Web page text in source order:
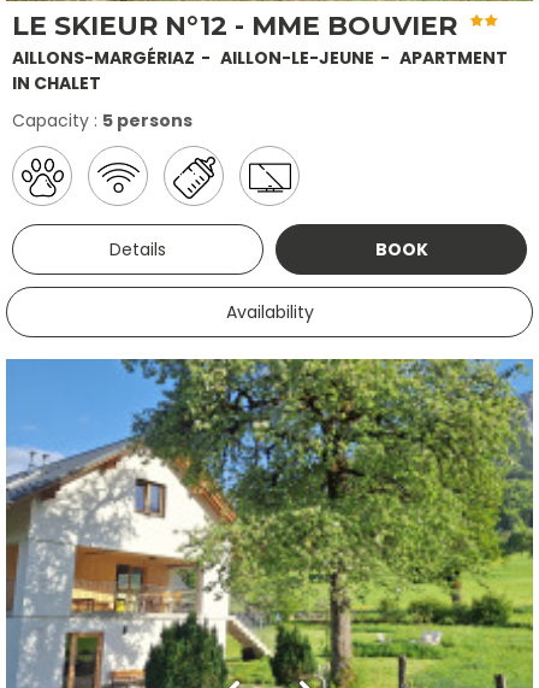
LE SKIEUR N°12 - MME BOUVIER
AILLONS-MARGÉRIAZ AILLON-LE-JEUNE
APARTMENT
IN CHALET
Capacity : 5 persons
Details BOOK
Availability